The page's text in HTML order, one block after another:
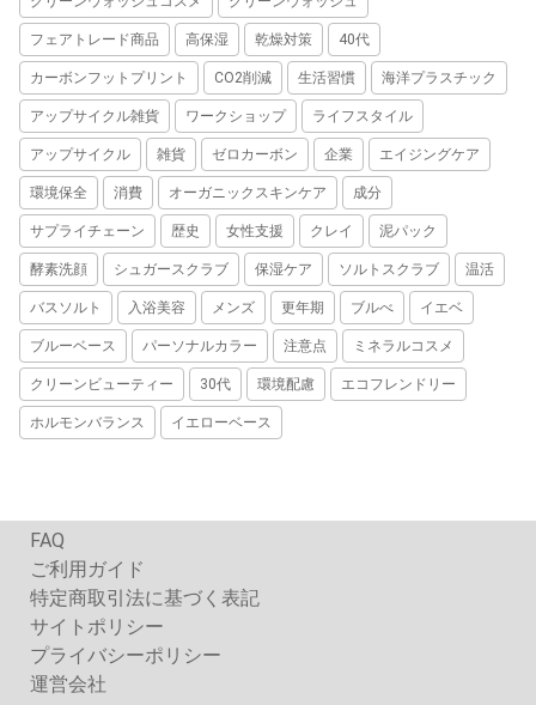
フェアトレード商品 高保湿 乾燥対策 40代
カーボンフットプリント CO2削減 生活習慣 海洋プラスチック
アップサイクル雑貨 ワークショップ ライフスタイル
アップサイクル 雑貨 ゼロカーボン 企業 エイジングケア
環境保全 消費 オーガニックスキンケア 成分
サプライチェーン 歴史 女性支援 クレイ 泥パック
酵素洗顔 シュガースクラブ 保湿ケア ソルトスクラブ 温活
バスソルト 入浴美容 メンズ 更年期 ブルべ イエベ
ブルーベース パーソナルカラー 注意点 ミネラルコスメ
クリーンビューティー 30代 環境配慮 エコフレンドリー
ホルモンバランス イエローベース
FAQ
ご利用ガイド
特定商取引法に基づく表記
サイトポリシー
プライバシーポリシー
運営会社